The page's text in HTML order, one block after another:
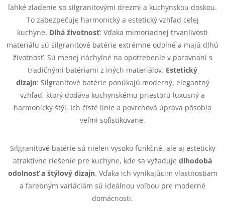
y
ý
ľahké zladenie so silgranitovými drezmi a kuchynskou doskou.
To zabezpečuje harmonický a estetický vzhľad celej
kuchyne. Dlhá životnosť: Vďaka mimoriadnej trvanlivosti
materiálu sú silgranitové batérie extrémne odolné a majú dlhú
životnosť. Sú menej náchylné na opotrebenie v porovnaní s
tradičnými batériami z iných materiálov. Estetický
dizajn: Silgranitové batérie ponúkajú moderný, elegantný
vzhľad, ktorý dodáva kuchynskému priestoru luxusný a
harmonický štýl. Ich čisté línie a povrchová úprava pôsobia
veľmi sofistikovane.
Silgranitové batérie sú nielen vysoko funkčné, ale aj esteticky
atraktívne riešenie pre kuchyne, kde sa vyžaduje dlhodobá
odolnosť a štýlový dizajn. Vďaka ich vynikajúcim vlastnostiam
a farebným variáciám sú ideálnou voľbou pre moderné
domácnosti.